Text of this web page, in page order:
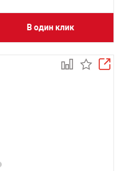
В один клик